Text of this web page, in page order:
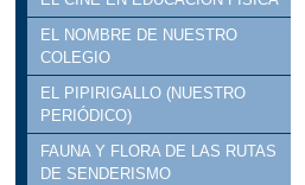
EL NOMBRE DE NUESTRO
COLEGIO
EL PIPIRIGALLO (NUESTRO
PERIÓDICO)
FAUNA Y FLORA DE LAS RUTAS
DE SENDERISMO